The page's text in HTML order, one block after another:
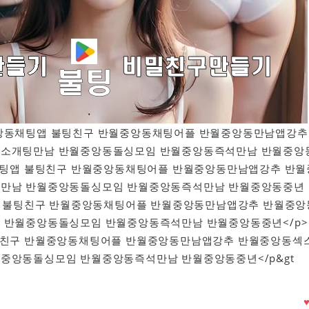
채팅앱 불팅친구 반월중앙동채팅어플 반월중앙동만남앱강추
개팅만남 반월중앙동돌싱모임 반월중앙동즉석만남 반월중앙
앱 불팅친구 반월중앙동채팅어플 반월중앙동만남앱강추 반월
남 반월중앙동돌싱모임 반월중앙동즉석만남 반월중앙동중년
팅친구 반월중앙동채팅어플 반월중앙동만남앱강추 반월중앙
월중앙동돌싱모임 반월중앙동즉석만남 반월중앙동중년</p>
구 반월중앙동채팅어플 반월중앙동만남앱강추 반월중앙동섹
앙동돌싱모임 반월중앙동즉석만남 반월중앙동중년</p&gt